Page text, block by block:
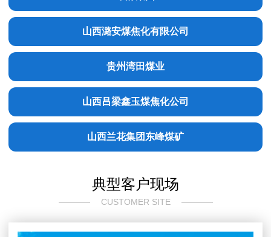
山西潞安煤焦化有限公司
贵州湾田煤业
山西吕梁鑫玉煤焦化公司
山西兰花集团东峰煤矿
典型客户现场
CUSTOMER SITE